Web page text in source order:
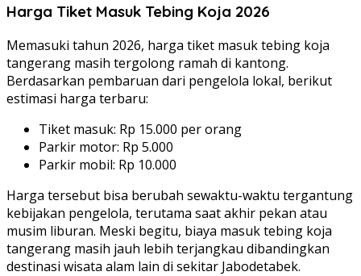
Harga Tiket Masuk Tebing Koja 2026
Memasuki tahun 2026, harga tiket masuk tebing koja
tangerang masih tergolong ramah di kantong.
Berdasarkan pembaruan dari pengelola lokal, berikut
estimasi harga terbaru:
Tiket masuk: Rp 15.000 per orang
Parkir motor: Rp 5.000
Parkir mobil: Rp 10.000
Harga tersebut bisa berubah sewaktu-waktu tergantung
kebijakan pengelola, terutama saat akhir pekan atau
musim liburan. Meski begitu, biaya masuk tebing koja
tangerang masih jauh lebih terjangkau dibandingkan
destinasi wisata alam lain di sekitar Jabodetabek.